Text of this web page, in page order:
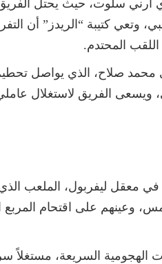
وتعي كتيبة “الريدز” أن
المحتدم.
صلاح، الذي يواصل تحطيم
ويسعى الفريق لاستغلال
في معقل ليفربول، الملعب
الهجومية السريعة،